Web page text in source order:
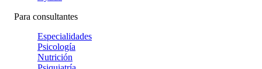
Para consultantes
Especialidades
Psicología
Nutrición